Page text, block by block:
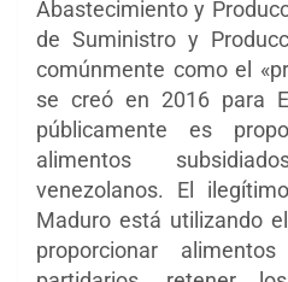
Abastecimiento y
de Suministro y
comúnmente como el
se creó en 2016 para
públicamente es
alimentos
venezolanos. El
Maduro está utilizando
proporcionar